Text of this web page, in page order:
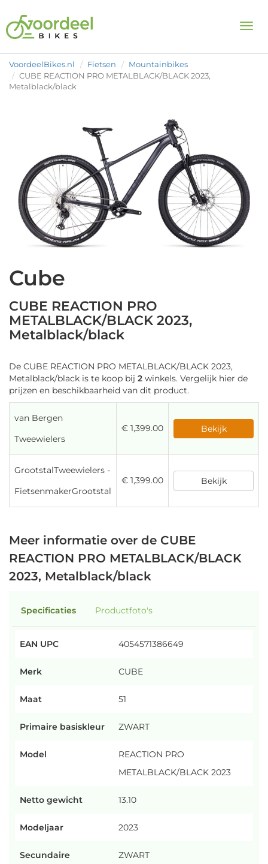
VoordeelBikes.nl Fietsen
Mountainbikes
CUBE REACTION PRO METALBLACK/BLACK 2023,
Metalblack/black
Cube
CUBE REACTION PRO
METALBLACK/BLACK 2023,
Metalblack/black
De CUBE REACTION PRO METALBLACK/BLACK 2023,
Metalblack/black is te koop bij 2 winkels. Vergelijk hier de
prijzen en beschikbaarheid van dit product.
van Bergen
Tweewielers
€ 1,399.00 Bekijk
GrootstalTweewielers -
FietsenmakerGrootstal
€ 1,399.00 Bekijk
Meer informatie over de CUBE
REACTION PRO METALBLACK/BLACK
2023, Metalblack/black
Specificaties Productfoto's
EAN UPC 4054571386649
Merk CUBE
Maat 51
Primaire basiskleur ZWART
Model
REACTION PRO
METALBLACK/BLACK 2023
Netto gewicht 13.10
Modeljaar 2023
Secundaire
ZWART